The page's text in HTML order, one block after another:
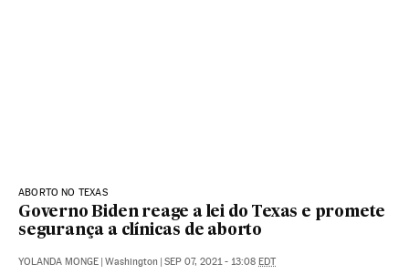
ABORTO NO TEXAS
Governo Biden reage a lei do Texas e promete
segurança a clínicas de aborto
YOLANDA MONGE | Washington | SEP 07, 2021 - 13:08 EDT